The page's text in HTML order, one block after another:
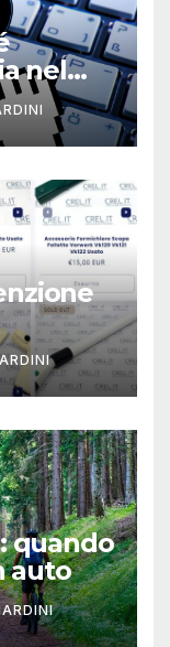
nel
quando
auto